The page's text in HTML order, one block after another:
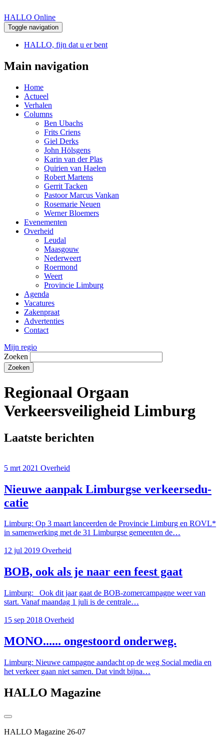
HALLO Online
Toggle navigation
HALLO, fijn dat u er bent
Main navigation
Home
Actueel
Verhalen
Columns
Ben Ubachs
Frits Criens
Giel Derks
John Hölsgens
Karin van der Plas
Quirien van Haelen
Robert Martens
Gerrit Tacken
Pastoor Marcus Vankan
Rosemarie Neuen
Werner Bloemers
Evenementen
Overheid
Leudal
Maasgouw
Nederweert
Roermond
Weert
Provincie Limburg
Agenda
Vacatures
Zakenpraat
Advertenties
Contact
Mijn regio
Zoeken
Regionaal Orgaan
Verkeersveiligheid Limburg
Laatste berichten
5 mrt 2021 Overheid
Nieu­we aan­pak Lim­burg­se ver­keers­edu­
ca­tie
Limburg: Op 3 maart lanceerden de Provincie Limburg en ROVL*
in samenwerking met de 31 Limburgse gemeenten de…
12 jul 2019 Overheid
BOB, ook als je naar een feest gaat
Limburg:
Ook dit jaar gaat de BOB-zomercampagne weer van
start. Vanaf maandag 1 juli is de centrale…
15 sep 2018 Overheid
MONO...... on­ge­stoord on­der­weg.
Limburg: Nieu­we cam­pag­ne aan­dacht op de weg Social media en
het verkeer gaan niet samen. Dat vindt bijna…
HALLO Magazine
HALLO Magazine 26-07